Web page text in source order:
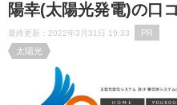
陽幸(太陽光発電)の口
最終更新：2022年3月31日 19:33
PR
太陽光